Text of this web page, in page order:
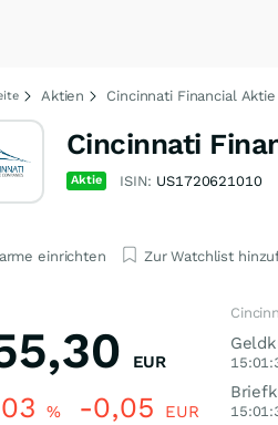
Aktien Cincinnati Financial
Cincinnati
Aktie ISIN: US1720621010
einrichten Zur Watchlist
EUR
% -0,05 EUR